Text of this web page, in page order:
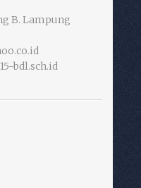
B. Lampung
bdl.sch.id